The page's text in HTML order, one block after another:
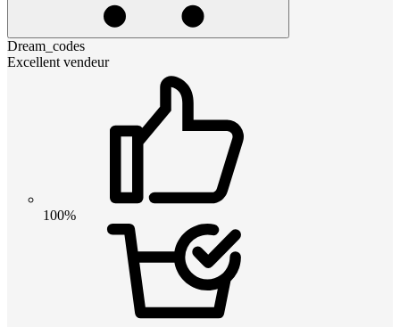
Dream_codes
Excellent vendeur
100%